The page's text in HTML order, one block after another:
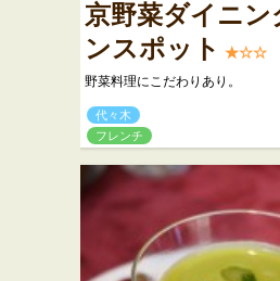
京野菜ダイニン
ンスポット ★☆☆
野菜料理にこだわりあり。
代々木
フレンチ